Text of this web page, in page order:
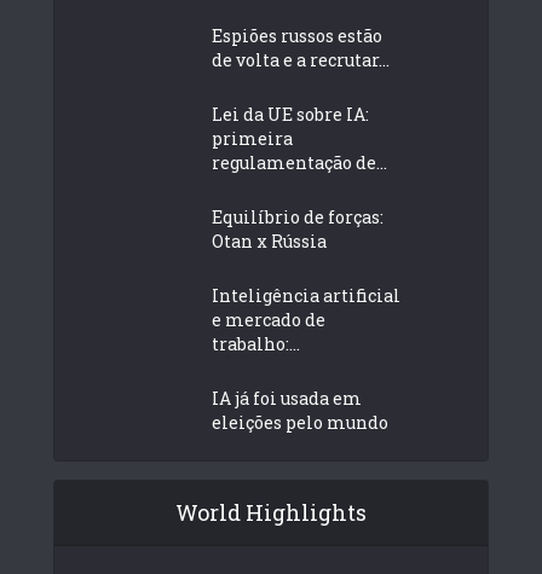
Espiões russos estão
de volta e a recrutar...
Lei da UE sobre IA:
primeira
regulamentação de...
Equilíbrio de forças:
Otan x Rússia
Inteligência artificial
e mercado de
trabalho:...
IA já foi usada em
eleições pelo mundo
World Highlights